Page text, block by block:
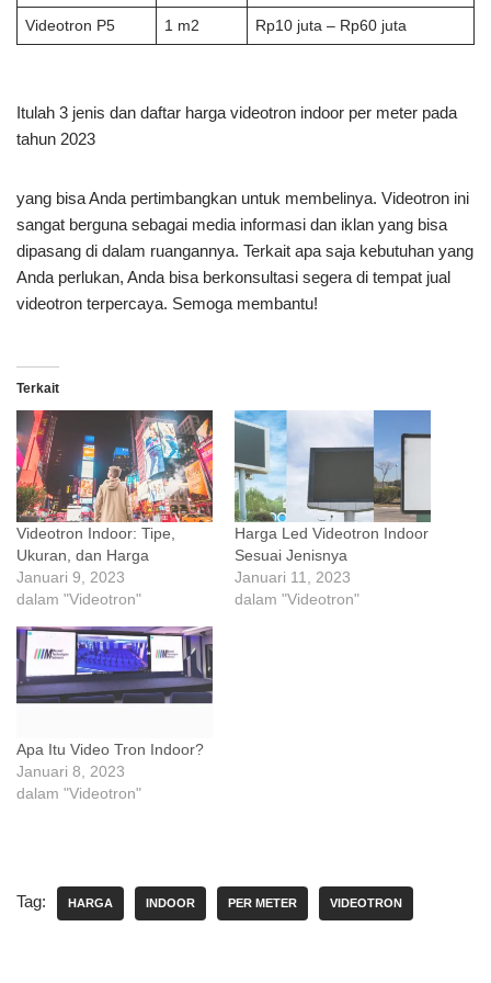
Videotron P5 1 m2 Rp10 juta – Rp60 juta
Itulah 3 jenis dan daftar harga videotron indoor per meter pada
tahun 2023
yang bisa Anda pertimbangkan untuk membelinya. Videotron ini
sangat berguna sebagai media informasi dan iklan yang bisa
dipasang di dalam ruangannya. Terkait apa saja kebutuhan yang
Anda perlukan, Anda bisa berkonsultasi segera di tempat jual
videotron terpercaya. Semoga membantu!
Terkait
Videotron Indoor: Tipe,
Ukuran, dan Harga
Januari 9, 2023
dalam "Videotron"
Harga Led Videotron Indoor
Sesuai Jenisnya
Januari 11, 2023
dalam "Videotron"
Apa Itu Video Tron Indoor?
Januari 8, 2023
dalam "Videotron"
Tag: HARGA INDOOR PER METER VIDEOTRON